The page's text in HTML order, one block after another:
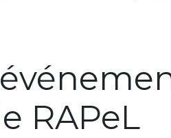
RAPeL